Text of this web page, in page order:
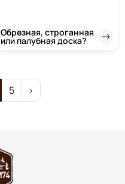
Обрезная, строганная
или палубная доска?
5 ›